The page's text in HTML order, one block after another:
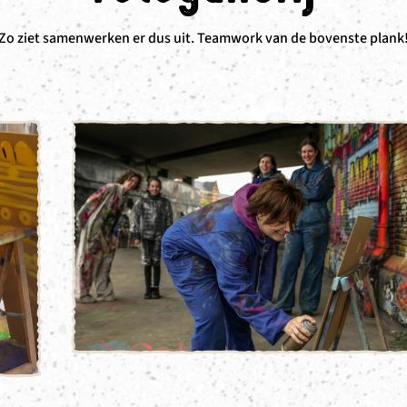
ziet samenwerken er dus uit. Teamwork van de bovenste